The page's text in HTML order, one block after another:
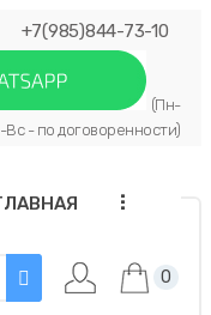
+7(985)844-73-10
(Пн-
Вс - по договоренности)
...
0